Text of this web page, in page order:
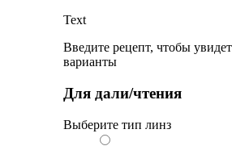
Text
Введите рецепт, чтобы
варианты
Для дали/чтения
Выберите тип линз